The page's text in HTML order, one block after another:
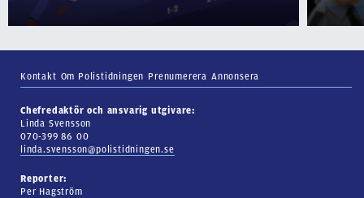
Kontakt Om Polistidningen Prenumerera Annonsera
Chefredaktör och ansvarig utgivare:
Linda Svensson
070-399 86 00
linda.svensson@polistidningen.se
Reporter:
Per Hagström